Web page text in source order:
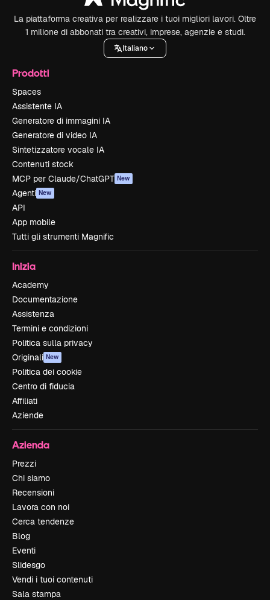
La piattaforma creativa per realizzare i tuoi migliori lavori. Oltre
1 milione di abbonati tra creativi, imprese, agenzie e studi.
Italiano
Prodotti
Spaces
Assistente IA
Generatore di immagini IA
Generatore di video IA
Sintetizzatore vocale IA
Contenuti stock
MCP per Claude/ChatGPT New
Agenti New
API
App mobile
Tutti gli strumenti Magnific
Inizia
Academy
Documentazione
Assistenza
Termini e condizioni
Politica sulla privacy
Originali New
Politica dei cookie
Centro di fiducia
Affiliati
Aziende
Azienda
Prezzi
Chi siamo
Recensioni
Lavora con noi
Cerca tendenze
Blog
Eventi
Slidesgo
Vendi i tuoi contenuti
Sala stampa